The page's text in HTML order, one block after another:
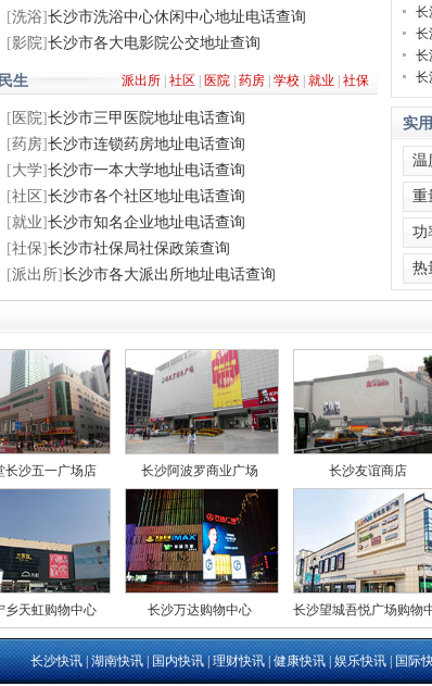
长
长
长
长
实
温
重
功
热
[洗浴]长沙市洗浴中心休闲中心地址电话查询
[影院]长沙市各大电影院公交地址查询
派出所 社区 医院 药房 学校 就业 社保
民生
[ 医院]长沙市三甲医院地址电话查询
[药房]长沙市连锁药房地址电话查询
[大学]长沙市一本大学地址电话查询
[社区]长沙市各个社区地址电话查询
[就业]长沙市知名企业地址电话查询
[社保]长沙市社保局社保政策查询
[派出所]长沙市各大派出所地址电话查询
长沙五一广场店 长沙阿波罗商业广场 长沙友谊商店
乡天虹购物中心 长沙万达购物中心 长沙望城吾悦广场购物中
长沙快讯|湖南快讯|国内快讯|理财快讯|健康快讯|娱乐快讯|国际